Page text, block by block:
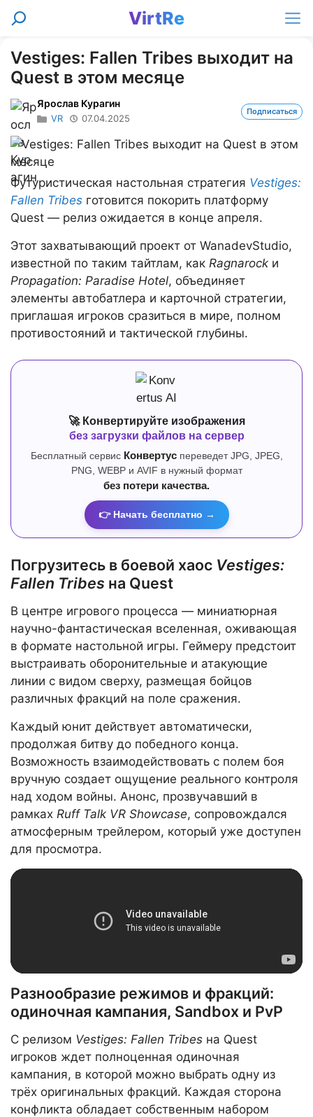
Перейти
VirtRe
Поиск
Vestiges: Fallen Tribes выходит на
Quest в этом месяце
Ярослав Курагин
VR 07.04.2025
Подписаться
Футуристическая настольная стратегия Vestiges:
Fallen Tribes готовится покорить платформу
Quest — релиз ожидается в конце апреля.
Этот захватывающий проект от WanadevStudio,
известной по таким тайтлам, как Ragnarock и
Propagation: Paradise Hotel, объединяет
элементы автобатлера и карточной стратегии,
приглашая игроков сразиться в мире, полном
противостояний и тактической глубины.
🚀 Конвертируйте изображения
без загрузки файлов на сервер
Бесплатный сервис Конвертуспереведет JPG, JPEG,
PNG, WEBP и AVIF в нужный формат
без потери качества.
👉 Начать бесплатно →
Погрузитесь в боевой хаос Vestiges:
Fallen Tribes на Quest
В центре игрового процесса — миниатюрная
научно-фантастическая вселенная, оживающая
в формате настольной игры. Геймеру предстоит
выстраивать оборонительные и атакующие
линии с видом сверху, размещая бойцов
различных фракций на поле сражения.
Каждый юнит действует автоматически,
продолжая битву до победного конца.
Возможность взаимодействовать с полем боя
вручную создает ощущение реального контроля
над ходом войны. Анонс, прозвучавший в
рамках Ruff Talk VR Showcase, сопровождался
атмосферным трейлером, который уже доступен
для просмотра.
Разнообразие режимов и фракций:
одиночная кампания, Sandbox и PvP
С релизом Vestiges: Fallen Tribes на Quest
игроков ждет полноценная одиночная
кампания, в которой можно выбрать одну из
трёх оригинальных фракций. Каждая сторона
конфликта обладает собственным набором